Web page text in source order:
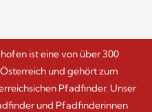
ist eine von über 300
und gehört zum
Pfadfinder. Unser
und Pfadfinderinnen